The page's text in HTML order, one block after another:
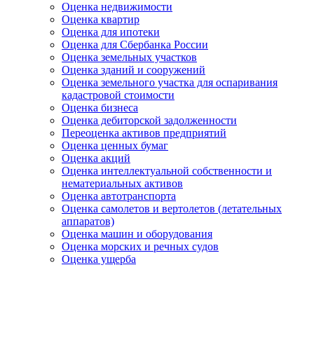
Оценка недвижимости
Оценка квартир
Оценка для ипотеки
Оценка для Сбербанка России
Оценка земельных участков
Оценка зданий и сооружений
Оценка земельного участка для оспаривания
кадастровой стоимости
Оценка бизнеса
Оценка дебиторской задолженности
Переоценка активов предприятий
Оценка ценных бумаг
Оценка акций
Оценка интеллектуальной собственности и
нематериальных активов
Оценка автотранспорта
Оценка самолетов и вертолетов (летательных
аппаратов)
Оценка машин и оборудования
Оценка морских и речных судов
Оценка ущерба